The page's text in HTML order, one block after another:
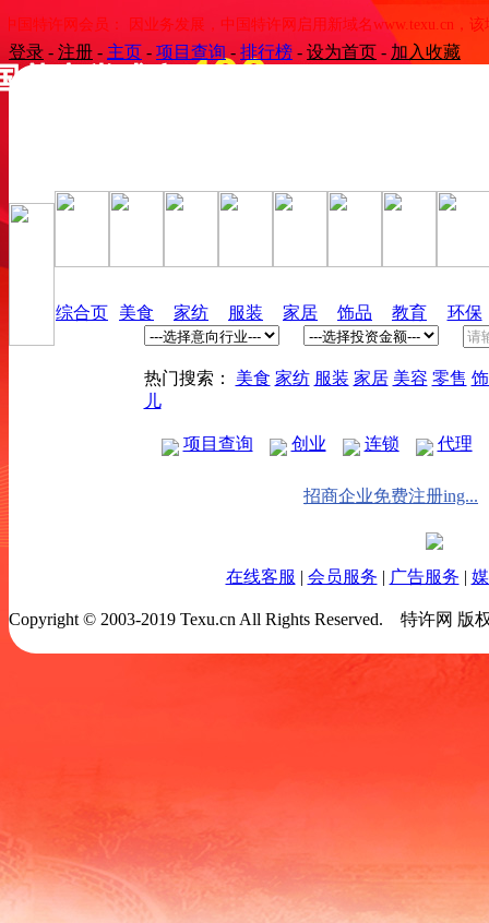
国特许网会员： 因业务发展，中国特许网启用新域名www.texu.cn，
登录 - 注册 - 主页 - 项目查询 - 排行榜 - 设为首页 - 加入收藏
综合页 美食 家纺 服装 家居 饰品 教育 环保
热门搜索： 美食 家纺 服装 家居 美容 零售
儿
项目查询 创业 连锁 代理
招商企业免费注册ing...
在线客服 | 会员服务 | 广告服务 |
Copyright © 2003-2019 Texu.cn All Rights Reserved. 特许网 版